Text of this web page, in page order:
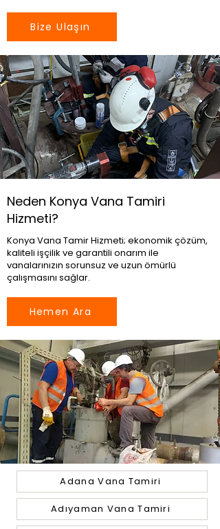
Bize Ulaşın
Neden Konya Vana Tamiri
Hizmeti?
Konya Vana Tamir Hizmeti; ekonomik çözüm,
kaliteli işçilik ve garantili onarım ile
vanalarınızın sorunsuz ve uzun ömürlü
çalışmasını sağlar.
Hemen Ara
Adana Vana Tamiri
Adıyaman Vana Tamiri